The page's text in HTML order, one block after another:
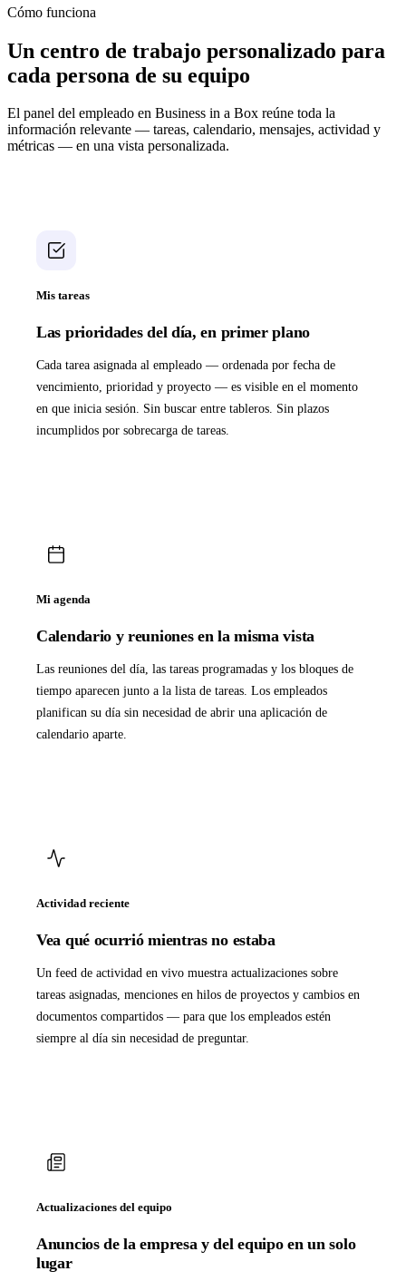
Cómo funciona
Un centro de trabajo personalizado para
cada persona de su equipo
El panel del empleado en Business in a Box reúne toda la
información relevante — tareas, calendario, mensajes, actividad y
métricas — en una vista personalizada.
Mis tareas
Las prioridades del día, en primer plano
Cada tarea asignada al empleado — ordenada por fecha de
vencimiento, prioridad y proyecto — es visible en el momento
en que inicia sesión. Sin buscar entre tableros. Sin plazos
incumplidos por sobrecarga de tareas.
Mi agenda
Calendario y reuniones en la misma vista
Las reuniones del día, las tareas programadas y los bloques de
tiempo aparecen junto a la lista de tareas. Los empleados
planifican su día sin necesidad de abrir una aplicación de
calendario aparte.
Actividad reciente
Vea qué ocurrió mientras no estaba
Un feed de actividad en vivo muestra actualizaciones sobre
tareas asignadas, menciones en hilos de proyectos y cambios en
documentos compartidos — para que los empleados estén
siempre al día sin necesidad de preguntar.
Actualizaciones del equipo
Anuncios de la empresa y del equipo en un solo
lugar